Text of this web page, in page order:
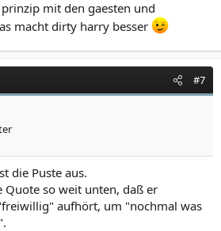
mit den gaesten und
macht dirty harry besser
#7
die Puste aus.
Quote so weit unten, daß er
aufhört, um "nochmal was